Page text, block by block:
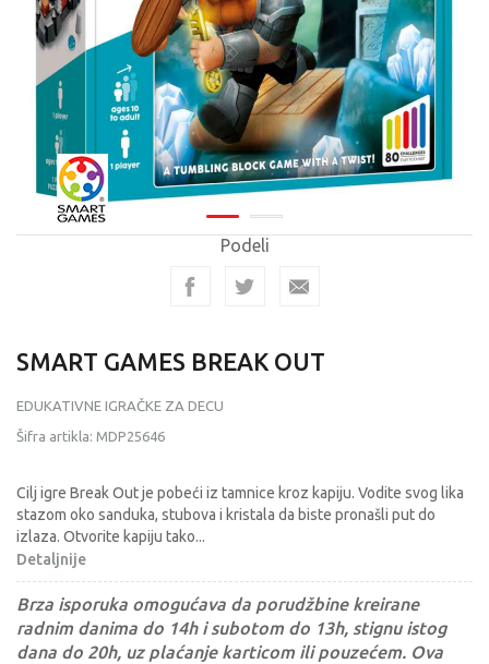
Podeli
SMART GAMES BREAK OUT
EDUKATIVNE IGRAČKE ZA DECU
Šifra artikla: MDP25646
Cilj igre Break Out je pobeći iz tamnice kroz kapiju. Vodite svog lika
stazom oko sanduka, stubova i kristala da biste pronašli put do
izlaza. Otvorite kapiju tako...
Detaljnije
Brza isporuka omogućava da porudžbine kreirane
radnim danima do 14h i subotom do 13h, stignu istog
dana do 20h, uz plaćanje karticom ili pouzećem. Ova